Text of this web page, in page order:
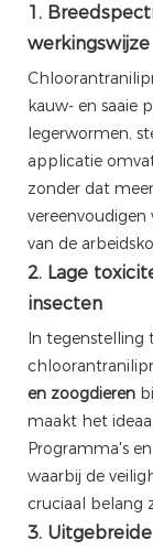
1.
werkingswijze
kauw- en saaie
legerwormen,
applicatie
zonder dat
van de
2. Lage
insecten
In tegenstelling
en zoogdieren
maakt het
Programma's
waarbij de
cruciaal belang
3.